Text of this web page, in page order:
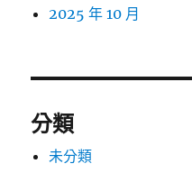
2025 年 10 月
分類
未分類